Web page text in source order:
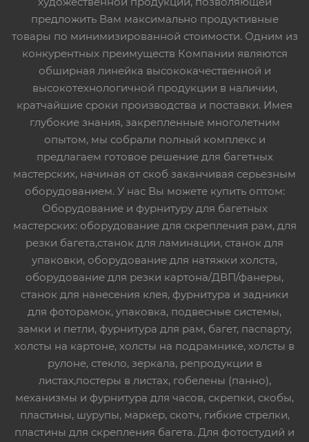
предложить Вам максимально продуктивные
товары по минимизированной стоимости. Одним из
конкурентных преимуществ Компании являются
обширная линейка высококачественной и
высокотехнологичной продукции в наличии,
кратчайшие сроки производства и поставки. Имея
глубокие знания, закрепленные многолетним
опытом, мы собрали полный комплекс и
предлагаем готовое решение для багетных
мастерских, начиная от скоб заканчивая серьезным
оборудованием. У нас Вы можете купить оптом:
Оборудование и фурнитуру для багетных
мастерских: оборудование для скрепления рам, для
резки багета,станок для ламинации, станок для
упаковки, оборудование для натяжки холста,
оборудование для резки картона/ДВП/фанеры,
станок для нанесения клея, фурнитура и задники
для фоторамок, упаковка, подвесные системы,
замки и петли, фурнитура для рам, багет, паспарту,
холсты на картоне, холсты на подрамнике, холсты в
рулоне, стекло, зеркала, репродукции в
листах,постеры в листах, гобелены (панно),
механизмы и фурнитура для часов, скрепки, скобы,
пластины, шурупы, маркер, скотч, гибкие стрелки,
пластины для скрепления багета. Для фотостудий и